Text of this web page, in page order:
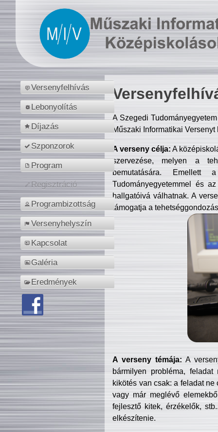
Versenyfelhívás
Lebonyolítás
Díjazás
Szponzorok
Program
Regisztráció
Programbizottság
Versenyhelyszín
Kapcsolat
Galéria
Eredmények
A Szegedi
Műszaki Informatikai
A verseny célja: A
szervezése, melyen a
bemutatására. Emellett
Tudományegyetemmel és
hallgatóivá válhatnak. A
támogatja a
A verseny témája: A
bármilyen probléma, feladat
kikötés van csak: a feladat
vagy már meglévő
fejlesztő kitek, érzékelők,
elkészítenie.